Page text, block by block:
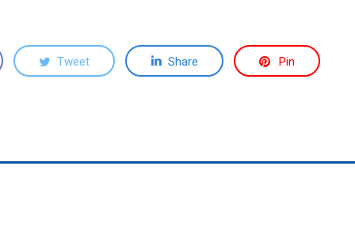
Tweet Share Pin